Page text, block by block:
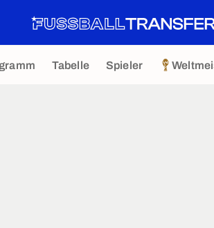
Tabelle Spieler